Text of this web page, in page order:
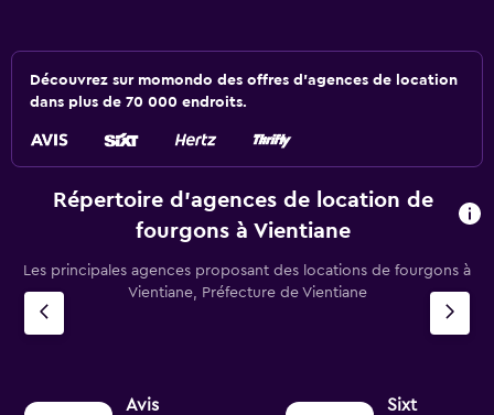
Découvrez sur momondo des offres d'agences de location
dans plus de 70 000 endroits.
Répertoire d’agences de location de
fourgons à Vientiane
Les principales agences proposant des locations de fourgons à
Vientiane, Préfecture de Vientiane
Avis Sixt